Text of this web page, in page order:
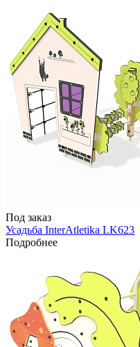
Под заказ
Усадьба InterAtletika LK623
Подробнее